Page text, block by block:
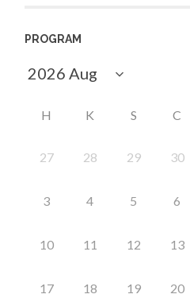
PROGRAM
H K S C
27 28 29 30
3 4 5 6
10 11 12 13
17 18 19 20